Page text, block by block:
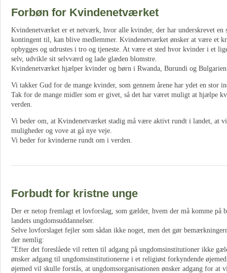
Forbøn for Kvindenetværket
Kvindenetværket er et netværk, hvor alle kvinder, der har underskrevet en
kontingent til, kan blive medlemmer. Kvindenetværket ønsker at være et
opbygges og udrustes i tro og tjeneste. At være et sted hvor kvinder i et
selv, udvikle sit selvværd og lade glæden blomstre.
Kvindenetværket hjælper kvinder og børn i Rwanda, Burundi og
Vi takker Gud for de mange kvinder, som gennem årene har ydet en stor
Tak for de mange midler som er givet, så det har været muligt at hjælpe
verden.
Vi beder om, at Kvindenetværket stadig må være aktivt rundt i landet, at
muligheder og vove at gå nye veje.
Vi beder for kvinderne rundt om i verden.
Forbudt for kristne unge
Der er netop fremlagt et lovforslag, som gælder, hvem der må komme på
landets ungdomsuddannelser.
Selve lovforslaget fejler som sådan ikke noget, men det gør
der nemlig:
”Efter det foreslåede vil retten til adgang på ungdomsinstitutioner ikke
ønsker adgang til ungdomsinstitutionerne i et religiøst forkyndende
øjemed vil skulle forstås, at ungdomsorganisationen ønsker adgang for at